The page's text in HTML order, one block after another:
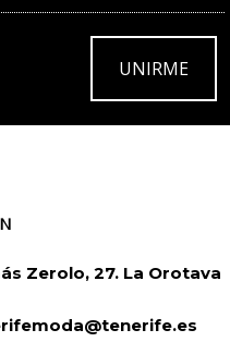
UNIRME
Zerolo, 27. La Orotava